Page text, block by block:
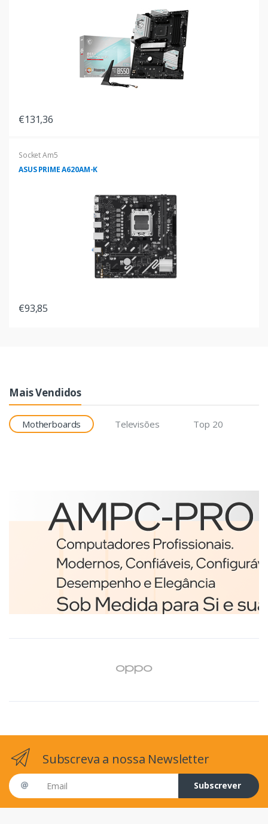
€131,36
Socket Am5
ASUS PRIME A620AM-K
€93,85
Mais Vendidos
Motherboards Televisões Top 20
Etiquetas
Brother BCS-1J074102-121
etiqueta para impressão
Branco
€98,75
Subscreva a nossa Newsletter
Email address
Subscrever